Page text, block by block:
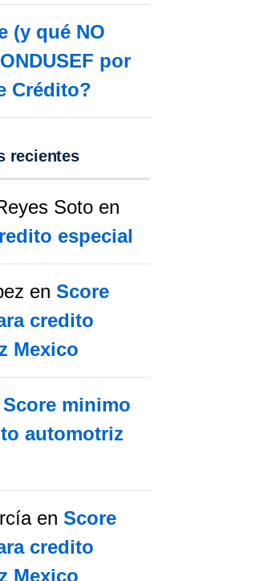
(y qué NO
por
Crédito?
recientes
Soto en
especial
en Score
credito
Mexico
Score minimo
automotriz
en Score
credito
Mexico